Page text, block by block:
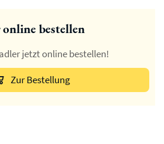
bestellen
jetzt online bestellen!
Zur Bestellung